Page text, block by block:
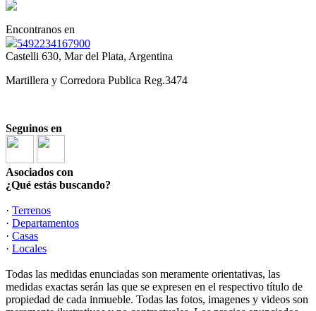
Encontranos en
5492234167900
Castelli 630, Mar del Plata, Argentina
Martillera y Corredora Publica Reg.3474
Seguinos en
Asociados con
¿Qué estás buscando?
· Terrenos
· Departamentos
· Casas
· Locales
Todas las medidas enunciadas son meramente orientativas, las
medidas exactas serán las que se expresen en el respectivo título de
propiedad de cada inmueble. Todas las fotos, imagenes y videos son